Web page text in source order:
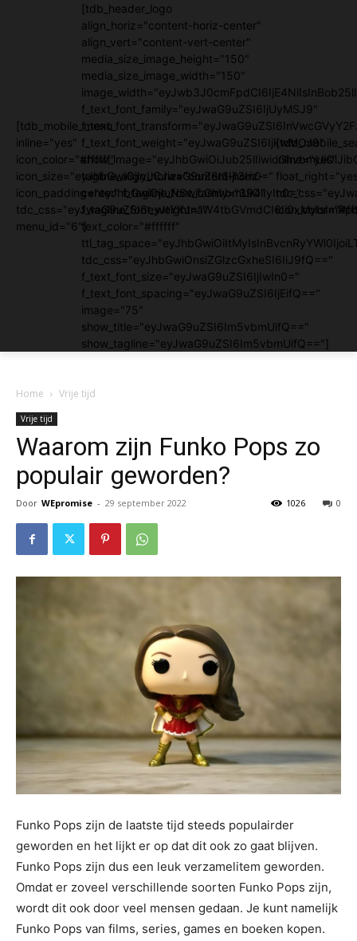
[tdb_mobile_menu
inline="yes"
icon_color="#ffffff"
icon_size="eyJhbGwiOjIyLCJwaG9uZSI6IjI3In0="
icon_padding="eyJhbGwiOjIuNSwicGhvbmUiOiIyIn0="
menu_id="6"]
[tdb_header_logo
align_horiz="content-horiz-center"
align_vert="content-vert-center"
media_size_image_height="150"
media_size_image_width="150"
f_text_font_family="eyJwaG9uZSI6IjUyMSJ9"
f_text_font_weight="eyJwaG9uZSI6IjkwMCJ9"
tagline_align_horiz="content-horiz-
center" f_tagline_font_family="394"
f_tagline_font_weight=""
text_color="#ffffff"
tdc_css="eyJhbGwiOnsiZGlzcGxheSI6IiJ9fQ=="
f_text_font_size="eyJwaG9uZSI6IjIwIn0="
f_text_font_spacing="eyJwaG9uZSI6IjEifQ=="
image="75"
show_title="eyJwaG9uZSI6Im5vbmUifQ=="
show_tagline="eyJwaG9uZSI6Im5vbmUifQ=="]
inline="yes"
Home Vrije tijd
Vrije tijd
Waarom zijn Funko Pops zo
populair geworden?
Door WEpromise - 29 september 2022 0
1026
Funko Pops zijn de laatste tijd steeds populairder
geworden en het lijkt er op dat dit ook zo gaat blijven.
Funko Pops zijn dus een leuk verzamelitem geworden.
Omdat er zoveel verschillende soorten Funko Pops zijn,
wordt dit ook door veel mensen gedaan. Je kunt namelijk
Funko Pops van films, series, games en boeken kopen.